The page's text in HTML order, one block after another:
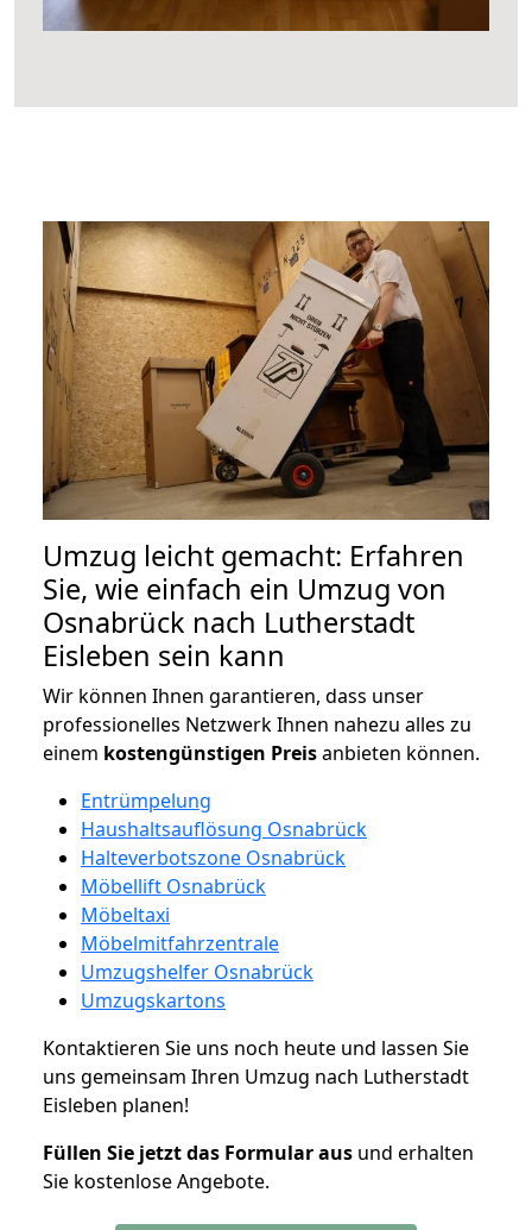
Umzug leicht gemacht: Erfahren
Sie, wie einfach ein Umzug von
Osnabrück nach Lutherstadt
Eisleben sein kann
Wir können Ihnen garantieren, dass unser
professionelles Netzwerk Ihnen nahezu alles zu
einem kostengünstigen Preisanbieten können.
Entrümpelung
Haushaltsauflösung Osnabrück
Halteverbotszone Osnabrück
Möbellift Osnabrück
Möbeltaxi
Möbelmitfahrzentrale
Umzugshelfer Osnabrück
Umzugskartons
Kontaktieren Sie uns noch heute und lassen Sie
uns gemeinsam Ihren Umzug nach Lutherstadt
Eisleben planen!
Füllen Sie jetzt das Formular aus und erhalten
Sie kostenlose Angebote.